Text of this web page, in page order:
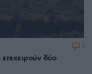
δύο
1